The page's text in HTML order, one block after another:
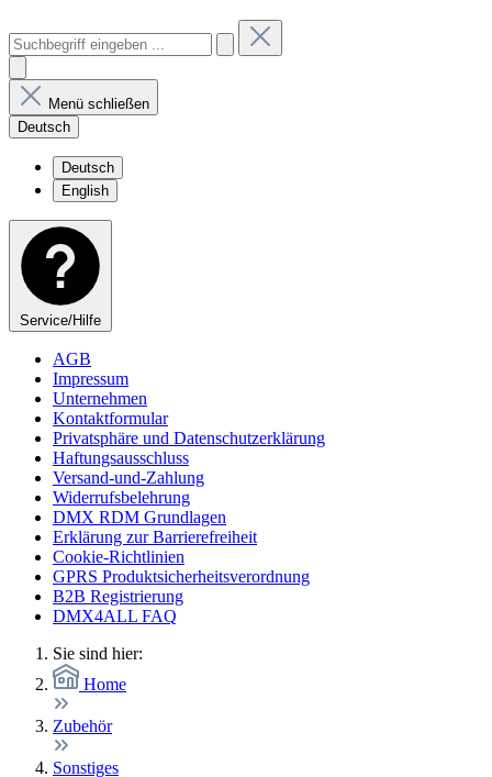
Menü schließen
Deutsch
Deutsch
English
Service/Hilfe
AGB
Impressum
Unternehmen
Kontaktformular
Privatsphäre und Datenschutzerklärung
Haftungsausschluss
Versand-und-Zahlung
Widerrufsbelehrung
DMX RDM Grundlagen
Erklärung zur Barrierefreiheit
Cookie-Richtlinien
GPRS Produktsicherheitsverordnung
B2B Registrierung
DMX4ALL FAQ
Sie sind hier:
Home
Zubehör
Sonstiges